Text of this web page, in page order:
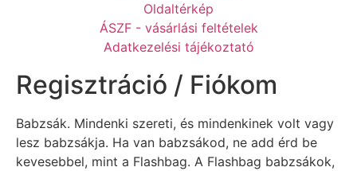
Oldaltérkép
ÁSZF - vásárlási feltételek
Adatkezelési tájékoztató
Regisztráció / Fiókom
Babzsák. Mindenki szereti, és mindenkinek volt vagy
lesz babzsákja. Ha van babzsákod, ne add érd be
kevesebbel, mint a Flashbag. A Flashbag babzsákok,